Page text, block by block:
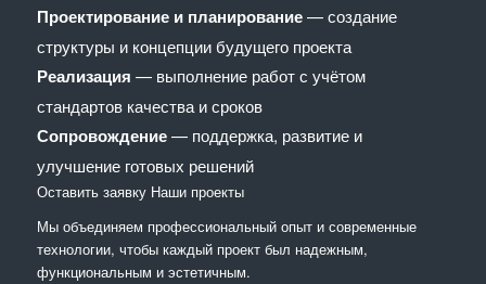
Проектирование и планирование— создание
структуры и концепции будущего проекта
Реализация — выполнение работ с учётом
стандартов качества и сроков
Сопровождение— поддержка, развитие и
улучшение готовых решений
Оставить заявку Наши проекты
Мы объединяем профессиональный опыт и современные
технологии, чтобы каждый проект был надежным,
функциональным и эстетичным.